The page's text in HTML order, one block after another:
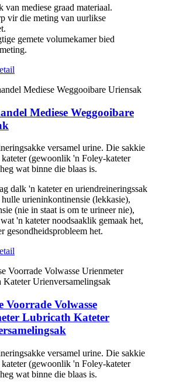
van mediese graad materiaal.
vir die meting van uurlikse
gemete volumekamer bied
Mediese Weggooibare
versamel urine. Die sakkie
kateter (gewoonlik 'n Foley-kateter
wat binne die blaas is.
dalk 'n kateter en uriendreineringssak
hulle urieninkontinensie (lekkasie),
(nie in staat is om te urineer nie),
'n kateter noodsaaklik gemaak het,
gesondheidsprobleem het.
Voorrade Volwasse
Lubricath Kateter
versamel urine. Die sakkie
kateter (gewoonlik 'n Foley-kateter
wat binne die blaas is.